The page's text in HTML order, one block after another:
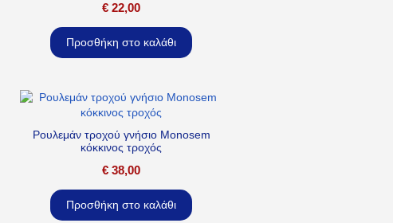
€ 22,00
Προσθήκη στο καλάθι
Ρουλεμάν τροχού γνήσιο Monosem
κόκκινος τροχός
€ 38,00
Προσθήκη στο καλάθι